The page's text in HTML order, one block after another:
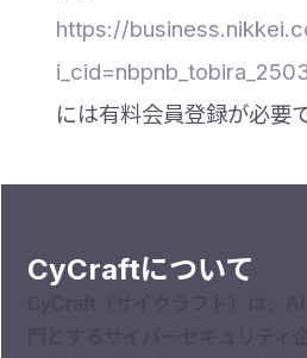
https://
には有料会員登録が必要
CyCraftについて